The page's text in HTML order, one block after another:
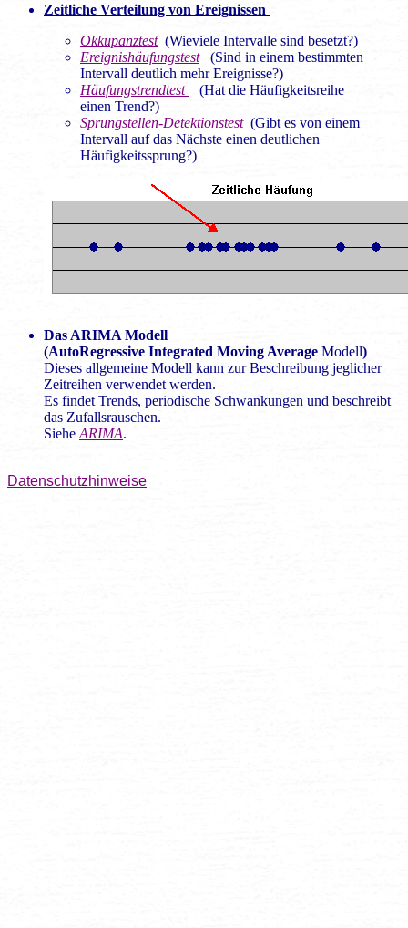
Zeitliche Verteilung von Ereignissen
Okkupanztest (Wieviele Intervalle sind besetzt?)
Ereignishäufungstest
(Sind in einem bestimmten
Intervall deutlich mehr Ereignisse?)
Häufungstrendtest
(Hat die Häufigkeitsreihe
einen Trend?)
Sprungstellen-Detektionstest (Gibt es von einem
Intervall auf das Nächste einen deutlichen
Häufigkeitssprung?)
Das ARIMA Modell
(AutoRegressive Integrated Moving Average Modell)
Dieses allgemeine Modell kann zur Beschreibung jeglicher
Zeitreihen verwendet werden.
Es findet Trends, periodische Schwankungen und beschreibt
das Zufallsrauschen.
Siehe ARIMA.
Datenschutzhinweise